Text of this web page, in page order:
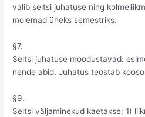
valib seltsi juhatuse ning
molemad üheks semestriks.
§7.
Seltsi juhatuse moodustavad:
nende abid. Juhatus teostab
§9.
Seltsi väljaminekud kaetakse: 1)